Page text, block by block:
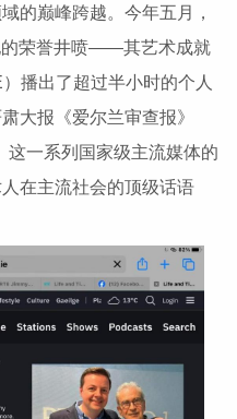
的巅峰跨越。今年五月，
的荣誉井喷——其艺术成就
播出了超过半小时的个人
大报《爱尔兰审查报》
这一系列国家级主流媒体的
在主流社会的顶级话语